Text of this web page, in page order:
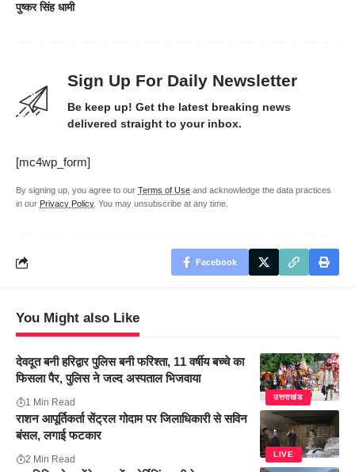
पुष्कर सिंह धामी
Sign Up For Daily Newsletter
Be keep up! Get the latest breaking news
delivered straight to your inbox.
[mc4wp_form]
By signing up, you agree to our Terms of Use and acknowledge the data practices
in our Privacy Policy. You may unsubscribe at any time.
Facebook
You Might also Like
उत्तराखंड
देवदूत बनी हरिद्वार पुलिस बनी फरिश्ता, 11 वर्षीय बच्चे का
फिसला पैर, पुलिस ने जल्द अस्पताल भिजवाया
1 Min Read
LIVE
राशन आपूर्तिकर्ता सेंट्रल गोदाम पर जिलाधिकारी से सविन
बंसल, लगाई फटकार
2 Min Read